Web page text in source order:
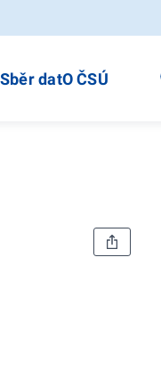
Sběr datO ČSÚ